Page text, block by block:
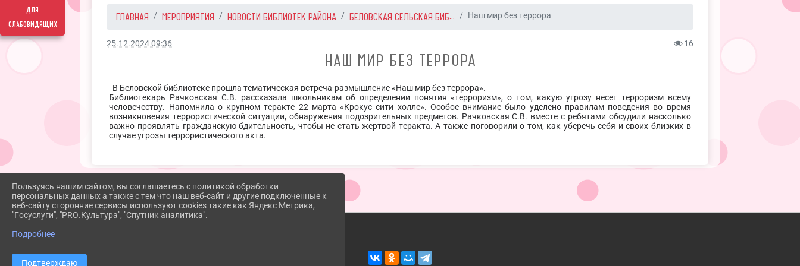
для
слабовидящих
ГЛАВНАЯ МЕРОПРИЯТИЯ НОВОСТИ БИБЛИОТЕК РАЙОНА БЕЛОВСКАЯ СЕЛЬСКАЯ БИБ... Наш мир без террора
25.12.2024 09:36 16
НАШ МИР БЕЗ ТЕРРОРА
В Беловской библиотеке прошла тематическая встреча-размышление «Наш мир без террора».
Библиотекарь Рачковская С.В. рассказала школьникам об определении понятия «терроризм», о том, какую угрозу несет терроризм всему
человечеству. Напомнила о крупном теракте 22 марта «Крокус сити холле». Особое внимание было уделено правилам поведения во время
возникновения террористической ситуации, обнаружения подозрительных предметов. Рачковская С.В. вместе с ребятами обсудили насколько
важно проявлять гражданскую бдительность, чтобы не стать жертвой теракта. А также поговорили о том, как уберечь себя и своих близких в
случае угрозы террористического акта.
Пользуясь нашим сайтом, вы соглашаетесь с политикой обработки
персональных данных а также с тем что наш веб-сайт и другие подключенные к
веб-сайту сторонние сервисы используют cookies такие как Яндекс Метрика,
"Госуслуги", "PRO.Культура", "Спутник аналитика".
Подробнее
Подтверждаю